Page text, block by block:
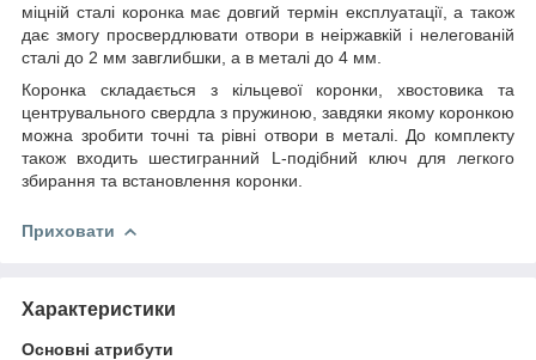
міцній сталі коронка має довгий термін експлуатації, а також
дає змогу просвердлювати отвори в неіржавкій і нелегованій
сталі до 2 мм завглибшки, а в металі до 4 мм.
Коронка складається з кільцевої коронки, хвостовика та
центрувального свердла з пружиною, завдяки якому коронкою
можна зробити точні та рівні отвори в металі. До комплекту
також входить шестигранний L-подібний ключ для легкого
збирання та встановлення коронки.
Приховати
Характеристики
Основні атрибути